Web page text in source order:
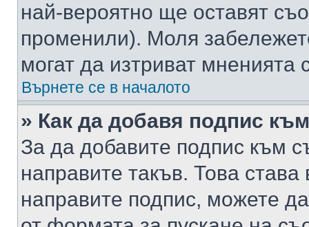
най-вероятно ще оставят
променили). Моля
могат да изтриват мненията
Върнете се в началото
» Как да добавя подпис
За да добавите подпис към
направите такъв. Това
направите подпис, можете